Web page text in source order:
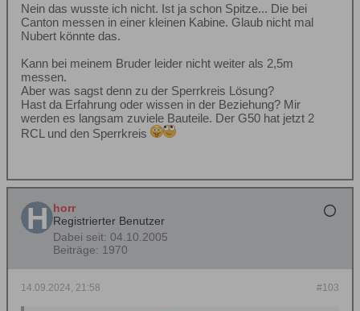
Nein das wusste ich nicht. Ist ja schon Spitze... Die bei
Canton messen in einer kleinen Kabine. Glaub nicht mal
Nubert könnte das.
Kann bei meinem Bruder leider nicht weiter als 2,5m
messen.
Aber was sagst denn zu der Sperrkreis Lösung?
Hast da Erfahrung oder wissen in der Beziehung? Mir
werden es langsam zuviele Bauteile. Der G50 hat jetzt 2
RCL und den Sperrkreis
horr
Registrierter Benutzer
Dabei seit: 04.10.2005
Beiträge: 1970
#103
14.09.2024, 21:58